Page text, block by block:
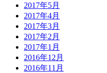
2017年5月
2017年4月
2017年3月
2017年2月
2017年1月
2016年12月
2016年11月